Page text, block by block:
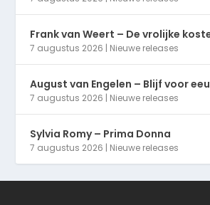
Frank van Weert – De vrolijke
7 augustus 2026 | Nieuwe releases
August van Engelen – Blijf voor
7 augustus 2026 | Nieuwe releases
Sylvia Romy – Prima Donna
7 augustus 2026 | Nieuwe releases